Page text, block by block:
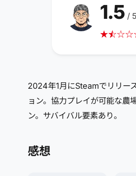
★☆
★☆☆
1.5 /
2024年1月にSteamでリリー
ョン。協力プレイが可能な農
ン。サバイバル要素あり。
感想